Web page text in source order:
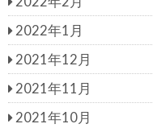
2022年1月
2021年12月
2021年11月
2021年10月